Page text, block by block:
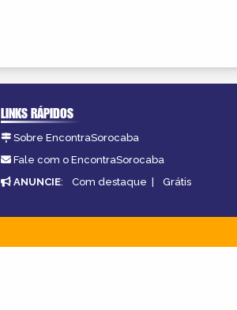
LINKS RÁPIDOS
Sobre EncontraSorocaba
Fale com o EncontraSorocaba
ANUNCIE: Com destaque | Grátis